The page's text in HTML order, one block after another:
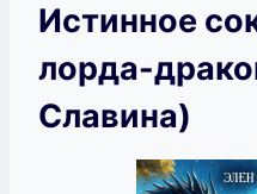
Истинное
лорда-
Славина)